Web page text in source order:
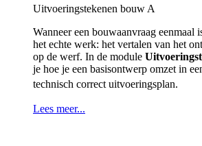
Uitvoeringstekenen bouw A
Wanneer een bouwaanvraag eenmaal
het echte werk: het vertalen van het
op de werf. In de module
je hoe je een basisontwerp omzet in
technisch correct uitvoeringsplan.
Lees meer...